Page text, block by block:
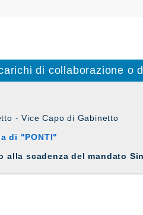
di collaborazione o
- Vice Capo di Gabinetto
di "PONTI"
alla scadenza del mandato